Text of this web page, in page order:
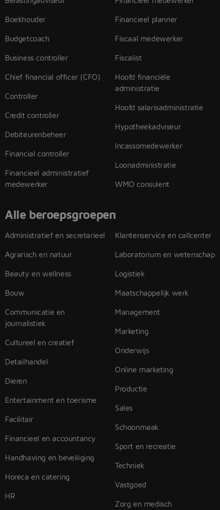
Boekhouder
Budgetcoach
Business controller
Chief financial officer (CFO)
Controller
Credit controller
Debiteurenbeheer
Financial controller
Financieel administratief
medewerker
Financieel planner
Fiscaal medewerker
Fiscalist
Hoofd financiële
administratie
Hoofd salarisadministratie
Hypotheekadviseur
Incassomedewerker
Loonadministratie
WMO consulent
Alle beroepsgroepen
Administratief en secretarieel
Agrarisch en natuur
Beauty en wellness
Bouw
Communicatie en
journalistiek
Cultureel en creatief
Detailhandel
Dieren
Entertainment en toerisme
Facilitair
Financieel en accountancy
Handhaving en beveiliging
Horeca en catering
HR
Klantenservice en callcenter
Laboratorium en wetenschap
Logistiek
Maatschappelijk werk
Management
Marketing
Onderwijs
Online marketing
Productie
Sales
Schoonmaak
Sport en recreatie
Techniek
Vastgoed
Zorg en medisch